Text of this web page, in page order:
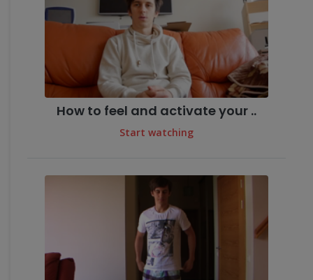
How to feel and activate your ..
Start watching